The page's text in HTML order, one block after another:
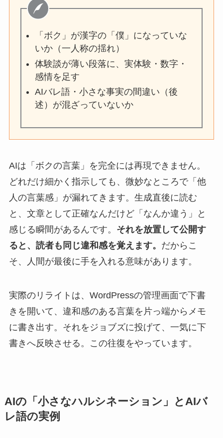
「ボク」が漢字の「僕」になっていな
いか（一人称の揺れ）
体験談が薄い段落に、実体験・数字・
感情を足す
AIバレ語・小さな事実の間違い（後
述）が混ざっていないか
AIは「ボクの言葉」を完全には再現できません。
どれだけ細かく指示しても、微妙なところで「他
人の言葉感」が漏れてきます。生成直後に読む
と、文章として正確なんだけど「なんか違う」と
感じる瞬間があるんです。 それを放置して公開す
ると、読者も同じ違和感を覚えます。 だからこ
そ、人間が最後に手を入れる意味があります。
実際のリライトは、WordPressの管理画面で下書
きを開いて、違和感のある言葉を片っ端からメモ
に書き出す。それをジョブズに投げて、一気に下
書きへ反映させる。この往復をやっています。
AIの「小さなハルシネーション」とAIバ
レ語の実例